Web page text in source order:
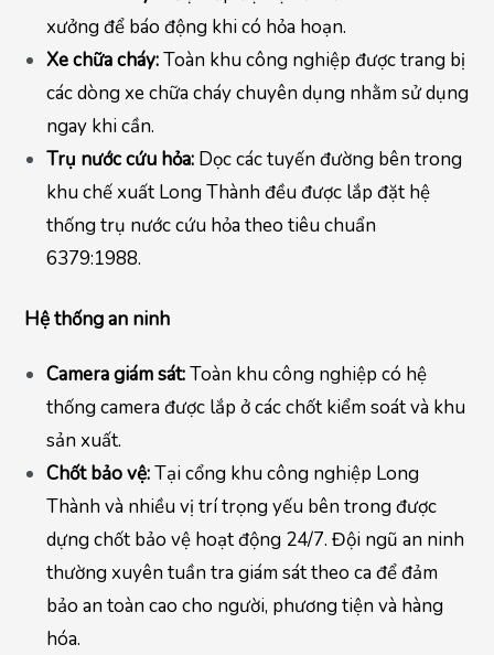
xưởng để báo động khi có hỏa hoạn.
Xe chữa cháy:Toàn khu công nghiệp được trang bị
các dòng xe chữa cháy chuyên dụng nhằm sử dụng
ngay khi cần.
Trụ nước cứu hỏa: Dọc các tuyến đường bên trong
khu chế xuất Long Thành đều được lắp đặt hệ
thống trụ nước cứu hỏa theo tiêu chuẩn
6379:1988.
Hệ thống an ninh
Camera giám sát:Toàn khu công nghiệp có hệ
thống camera được lắp ở các chốt kiểm soát và khu
sản xuất.
Chốt bảo vệ:Tại cổng khu công nghiệp Long
Thành và nhiều vị trí trọng yếu bên trong được
dựng chốt bảo vệ hoạt động 24/7. Đội ngũ an ninh
thường xuyên tuần tra giám sát theo ca để đảm
bảo an toàn cao cho người, phương tiện và hàng
hóa.